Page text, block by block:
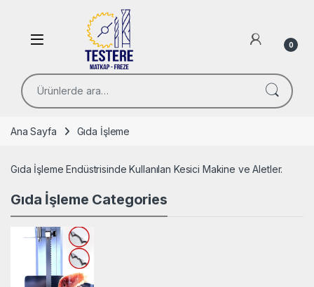
Open 0
Ara:
Ana Sayfa Gıda İşleme
Gıda İşleme Endüstrisinde Kullanılan Kesici Makine ve Aletler.
Gıda İşleme Categories